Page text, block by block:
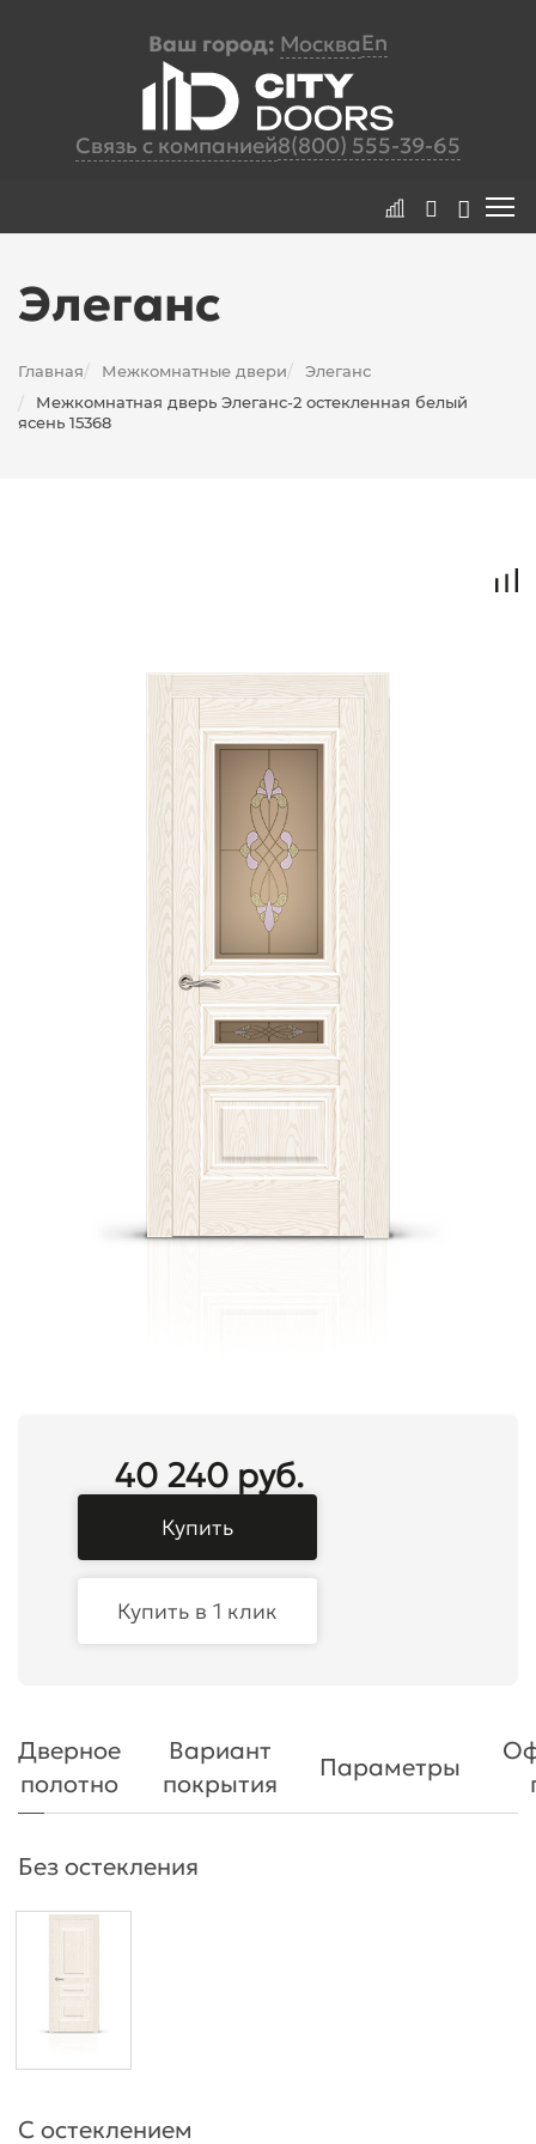
Ваш город: МоскваEn
Связь с компанией8(800) 555-39-65
Элеганс
Главная/ Межкомнатные двери/ Элеганс
/
Межкомнатная дверь Элеганс-2 остекленная белый
ясень 15368
40 240 руб.
Купить
Купить в 1 клик
Дверное
полотно
Вариант
покрытия
Параметры
Без остекления
С остеклением